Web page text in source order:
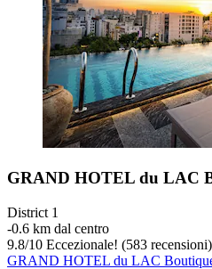
GRAND HOTEL du LAC
District 1
‐0.6 km dal centro
9.8/10 Eccezionale! (583 recensioni)
GRAND HOTEL du LAC